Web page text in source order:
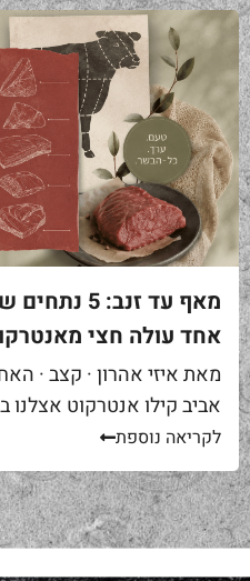
מאף עד
אחד עולה חצי
מאת איזי אהרון · קצב ·
ל-₪220. מחיר יפה – וגם מוצדק, כי זה...
לקריאה נוספת